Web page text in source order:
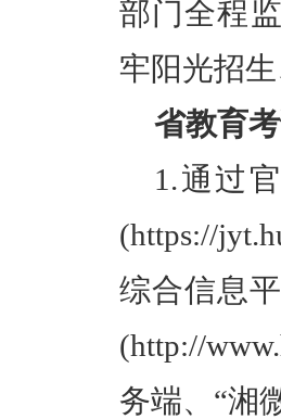
部门全程
牢阳光招
省教育
1.通过
(https://
综合信息
(http://
务端、“湘